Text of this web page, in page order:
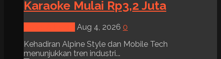
Karaoke Mulai Rp3,2 Juta
Aug 4, 2026 0
Kehadiran Alpine Style dan Mobile Tech
menunjukkan tren industri...